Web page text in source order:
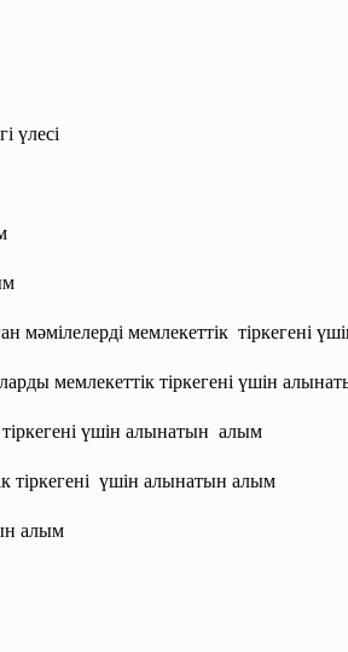
үлесі
мәмілелерді мемлекеттік тіркегені
мемлекеттік тіркегені үшін
үшін алынатын алым
тіркегені үшін алынатын алым
алым